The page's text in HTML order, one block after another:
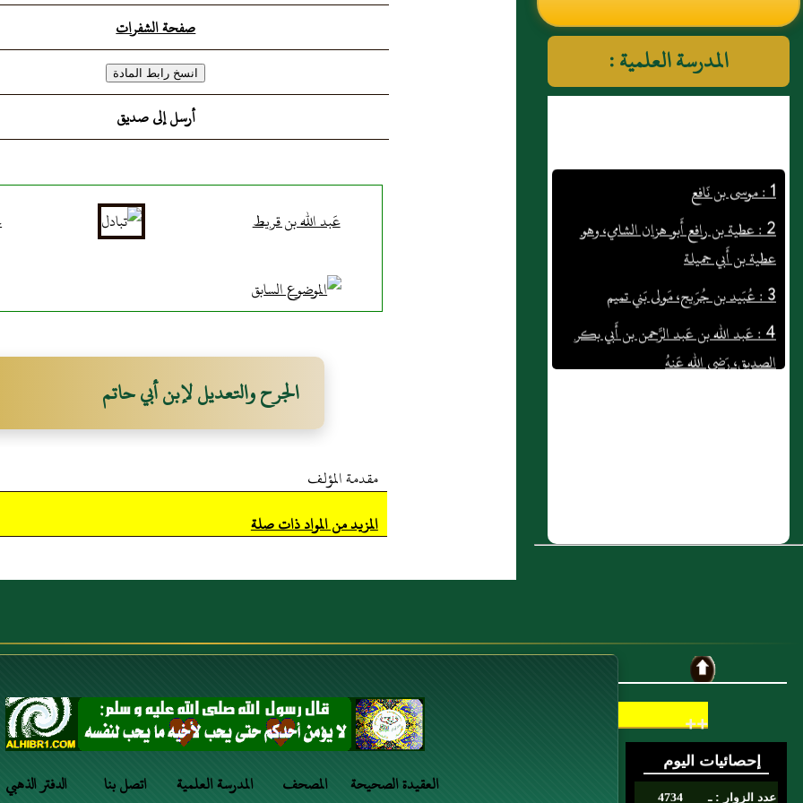
النووي رحمهم الله تعالى
المدرسة العلمية :
1 : موسى بن نَافع
2 : عطية بن رافع أَبو هزان الشامي، وهو
عطية بن أَبي جميلة
3 : عُبَيد بن جُرَيج، مَولى بَني تميم
4 : عَبد الله بن عَبد الرَّحمن بن أَبي بكر
الصديق، رَضي الله عَنهُ
5 : عَمرو بن حريث
9 : ميمون بن موسى المرإى، من امرئ
حلفاء بَني طريف بن الخزرج، بدري قتل
يوم أُحُد
صفحة الشفرات
أرسل إلى صديق
عَبد الله بن قريط
الجرح والتعديل لإبن أبي حاتم
مقدمة المؤلف
المزيد من المواد ذات صلة
الدفتر الذهبي اتصل بنا المدرسة العلمية
المصحف
العقيدة الصحيحة
++